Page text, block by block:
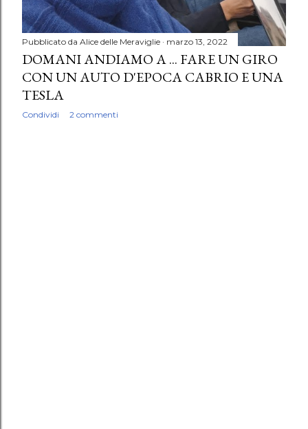
Pubblicato da Alice delle Meraviglie marzo 13, 2022
DOMANI ANDIAMO A ... FARE UN GIRO
CON UN AUTO D'EPOCA CABRIO E UNA
TESLA
Condividi 2 commenti